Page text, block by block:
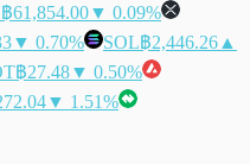
฿61,854.00▼ 0.09%
▼ 0.70% SOL฿2,446.26 ▲
฿27.48▼ 0.50%
▼ 1.51%